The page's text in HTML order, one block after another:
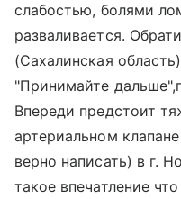
слабостью, болями
разваливается.
(Сахалинская
"Принимайте
Впереди предстоит
артериальном
верно написать) в г.
такое впечатление